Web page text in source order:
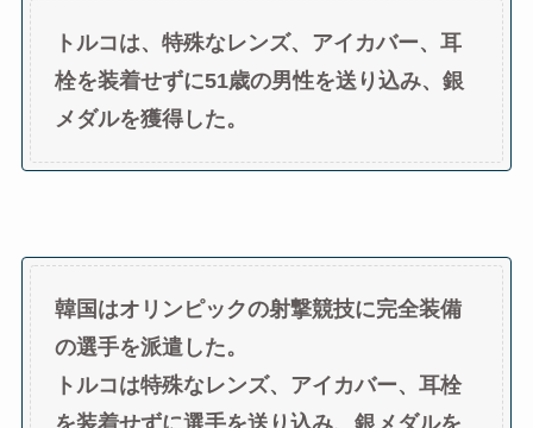
トルコは、特殊なレンズ、アイカバー、耳
栓を装着せずに51歳の男性を送り込み、銀
メダルを獲得した。
韓国はオリンピックの射撃競技に完全装備
の選手を派遣した。
トルコは特殊なレンズ、アイカバー、耳栓
を装着せずに選手を送り込み、銀メダルを